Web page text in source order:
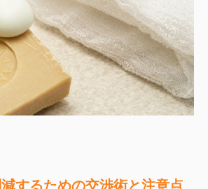
するための交渉術と注意点